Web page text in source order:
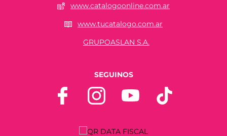
www.catalogoonline.com.ar
www.tucatalogo.com.ar
GRUPOASLAN S.A.
SEGUINOS